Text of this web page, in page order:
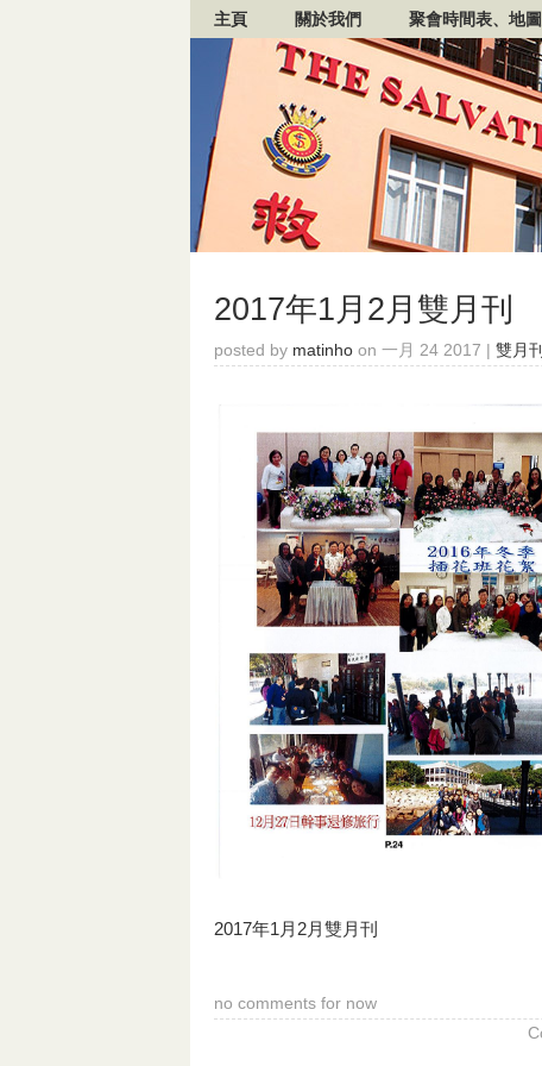
主頁 關於我們 聚會時間表、地
2017年1月2月雙月刊
posted by matinho on 一月 24 2017 | 雙月刊
2017年1月2月雙月刊
no comments for now